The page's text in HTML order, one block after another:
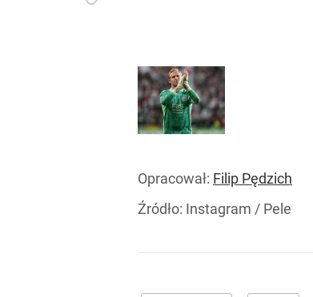
Opracował: Filip Pędzich
Źródło: Instagram / Pele